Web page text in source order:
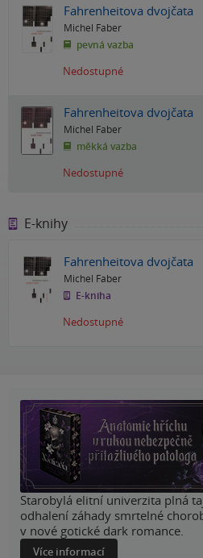
Fahrenheitova dvojčata
Michel Faber
pevná vazba
Nedostupné
Fahrenheitova dvojčata
Michel Faber
měkká vazba
Nedostupné
E-knihy
Fahrenheitova dvojčata
Michel Faber
E-kniha
Nedostupné
Starobylá elitní univerzita plná
odhalení záhady smrtelné
v nové gotické dark romance.
Více informací